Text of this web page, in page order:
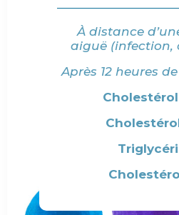
À distance
aiguë (infection,
Après 12 heures